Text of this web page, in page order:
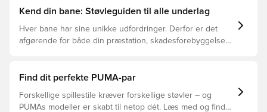
Kend din bane: Støvleguiden til alle underlag
Hver bane har sine unikke udfordringer. Derfor er det
afgørende for både din præstation, skadesforebyggelse
støvler der er det bedste valg til de forskellige typer
Find dit perfekte PUMA-par
Forskellige spillestile kræver forskellige støvler – og
PUMAs modeller er skabt til netop dét. Læs med og find